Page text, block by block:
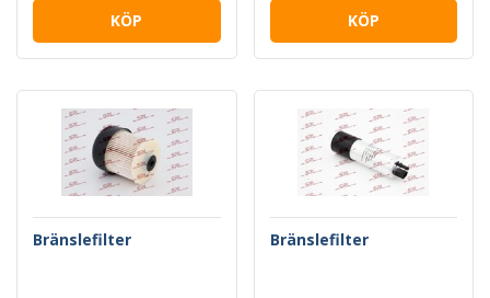
KÖP KÖP
Bränslefilter Bränslefilter